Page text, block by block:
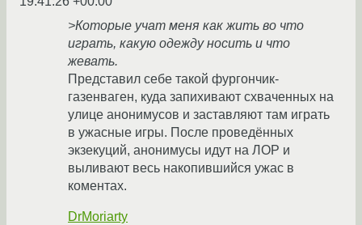
>Которые учат меня как жить во что
играть, какую одежду носить и что
жевать.
Представил себе такой фургончик-
газенваген, куда запихивают схваченных на
улице анонимусов и заставляют там играть
в ужасные игры. После проведённых
экзекуций, анонимусы идут на ЛОР и
выливают весь накопившийся ужас в
коментах.
DrMoriarty